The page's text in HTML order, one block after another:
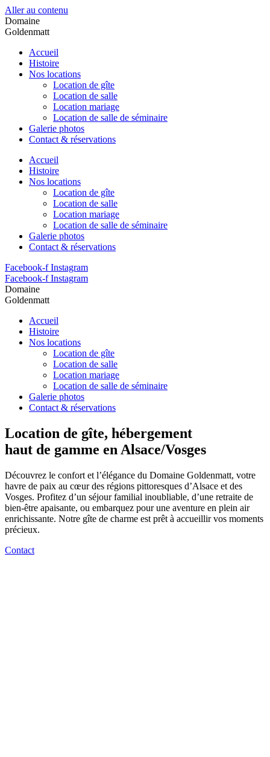
Aller au contenu
Domaine
Goldenmatt
Accueil
Histoire
Nos locations
Location de gîte
Location de salle
Location mariage
Location de salle de séminaire
Galerie photos
Contact & réservations
Accueil
Histoire
Nos locations
Location de gîte
Location de salle
Location mariage
Location de salle de séminaire
Galerie photos
Contact & réservations
Facebook-f Instagram
Facebook-f Instagram
Domaine
Goldenmatt
Accueil
Histoire
Nos locations
Location de gîte
Location de salle
Location mariage
Location de salle de séminaire
Galerie photos
Contact & réservations
Location de gîte, hébergement
haut de gamme en Alsace/Vosges
Découvrez le confort et l’élégance du Domaine Goldenmatt, votre
havre de paix au cœur des régions pittoresques d’Alsace et des
Vosges. Profitez d’un séjour familial inoubliable, d’une retraite de
bien-être apaisante, ou embarquez pour une aventure en plein air
enrichissante. Notre gîte de charme est prêt à accueillir vos moments
précieux.
Contact